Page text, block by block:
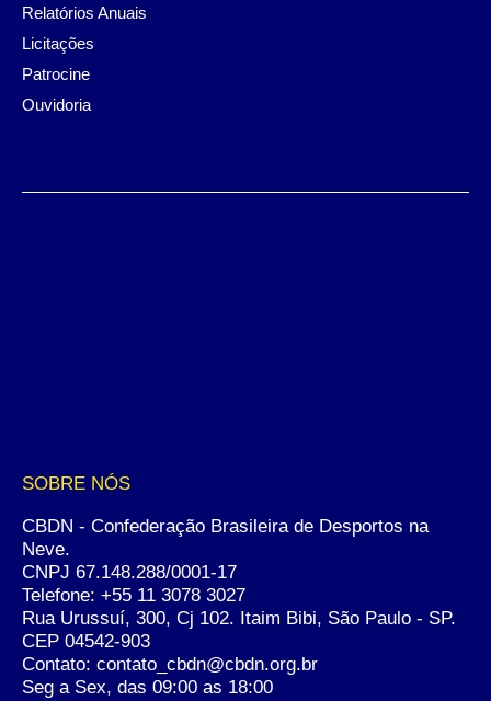
Relatórios Anuais
Licitações
Patrocine
Ouvidoria
SOBRE NÓS
CBDN - Confederação Brasileira de Desportos na
Neve.
CNPJ 67.148.288/0001-17
Telefone: +55 11 3078 3027
Rua Urussuí, 300, Cj 102. Itaim Bibi, São Paulo - SP.
CEP 04542-903
Contato: contato_cbdn@cbdn.org.br
Seg a Sex, das 09:00 as 18:00